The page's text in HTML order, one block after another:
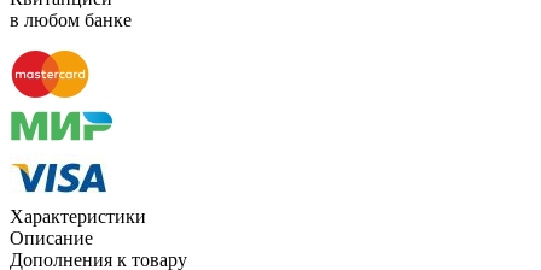
в любом банке
Характеристики
Описание
Дополнения к товару